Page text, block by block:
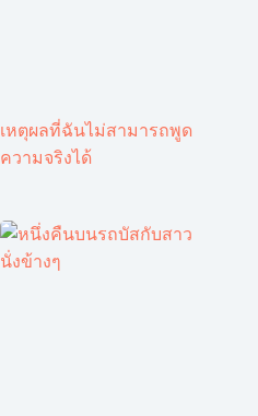
เหตุผลที่ฉันไม่สามารถพูด
ความจริงได้